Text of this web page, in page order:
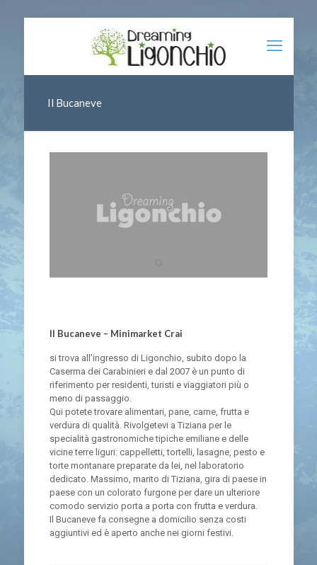
Il Bucaneve
Il Bucaneve – Minimarket Crai
si trova all’ingresso di Ligonchio, subito dopo la
Caserma dei Carabinieri e dal 2007 è un punto di
riferimento per residenti, turisti e viaggiatori più o
meno di passaggio.
Qui potete trovare alimentari, pane, carne, frutta e
verdura di qualità. Rivolgetevi a Tiziana per le
specialità gastronomiche tipiche emiliane e delle
vicine terre liguri: cappelletti, tortelli, lasagne, pesto e
torte montanare preparate da lei, nel laboratorio
dedicato. Massimo, marito di Tiziana, gira di paese in
paese con un colorato furgone per dare un ulteriore
comodo servizio porta a porta con frutta e verdura.
Il Bucaneve fa consegne a domicilio senza costi
aggiuntivi ed è aperto anche nei giorni festivi.